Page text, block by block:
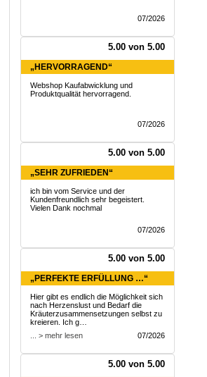
07/2026
5.00 von 5.00
„HERVORRAGEND“
Webshop Kaufabwicklung und
Produktqualität hervorragend.
07/2026
5.00 von 5.00
„SEHR ZUFRIEDEN“
ich bin vom Service und der
Kundenfreundlich sehr begeistert.
Vielen Dank nochmal
07/2026
5.00 von 5.00
„PERFEKTE ERFÜLLUNG …“
Hier gibt es endlich die Möglichkeit sich
nach Herzenslust und Bedarf die
Kräuterzusammensetzungen selbst zu
kreieren. Ich g…
... > mehr lesen
07/2026
5.00 von 5.00